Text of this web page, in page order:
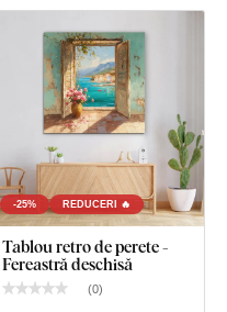
-25% REDUCERI 🔥
Tablou retro de perete -
Fereastră deschisă
(0)